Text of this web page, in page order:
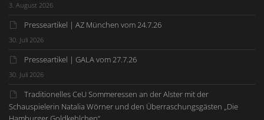
3. August 2026
Presseartikel | AZ München vom 24.7.26
30. Juli 2026
Presseartikel | GALA vom 27.7.26
30. Juli 2026
Traditionelles CeU Sommeressen an der Alster mit der
Schauspielerin Natalia Wörner und den Überraschungsgästen „Die